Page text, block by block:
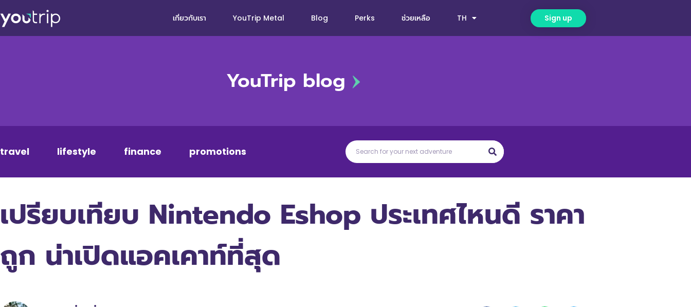
เกี่ยวกับเรา YouTrip Metal Blog Perks ช่วยเหลือ TH Sign up
YouTrip blog
travel lifestyle finance promotions
เปรียบเทียบ Nintendo Eshop ประเทศไหนดี ราคา
ถูก น่าเปิดแอคเคาท์ที่สุด